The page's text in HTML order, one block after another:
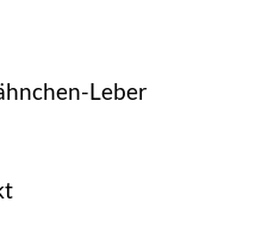
Leber